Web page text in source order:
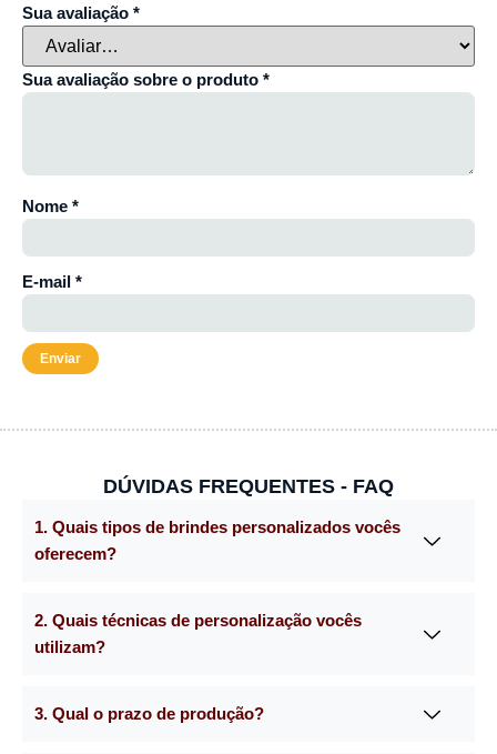
Sua avaliação *
Sua avaliação sobre o produto *
Nome *
E-mail *
DÚVIDAS FREQUENTES - FAQ
1. Quais tipos de brindes personalizados vocês
oferecem?
2. Quais técnicas de personalização vocês
utilizam?
3. Qual o prazo de produção?